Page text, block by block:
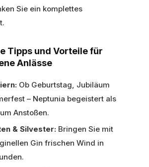
Sie ein komplettes
Tipps und Vorteile für
Anlässe
Ob Geburtstag, Jubiläum
– Neptunia begeistert als
Anstoßen.
& Silvester: Bringen Sie mit
Gin frischen Wind in